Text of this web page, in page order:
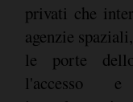
privati che
agenzie
le porte dello
l'accesso e